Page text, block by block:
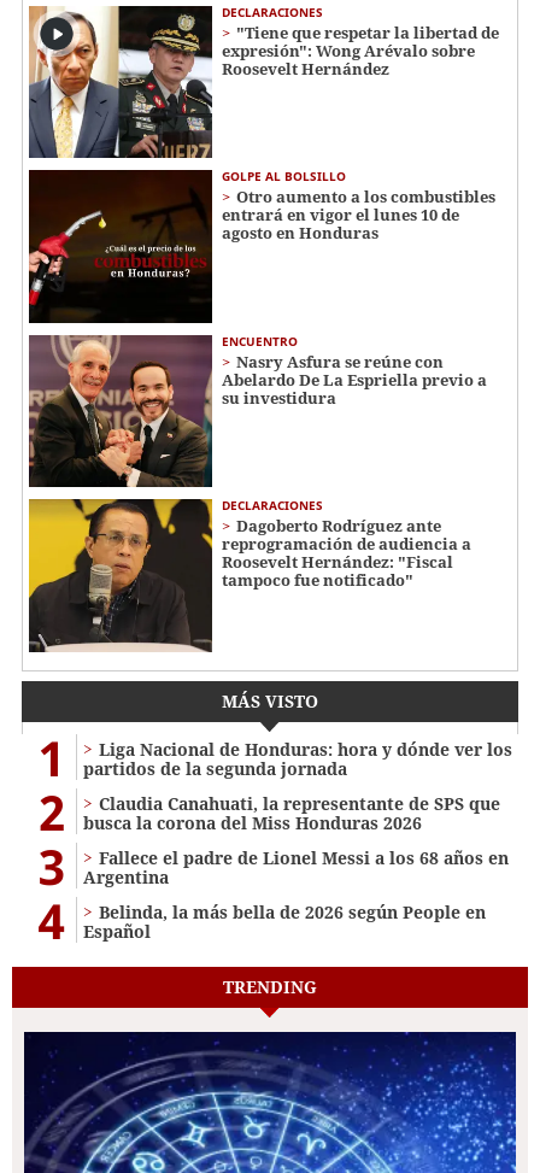
DECLARACIONES
"Tiene que respetar la libertad de
expresión": Wong Arévalo sobre
Roosevelt Hernández
GOLPE AL BOLSILLO
Otro aumento a los combustibles
entrará en vigor el lunes 10 de
agosto en Honduras
ENCUENTRO
Nasry Asfura se reúne con
Abelardo De La Espriella previo a
su investidura
DECLARACIONES
Dagoberto Rodríguez ante
reprogramación de audiencia a
Roosevelt Hernández: "Fiscal
tampoco fue notificado"
MÁS VISTO
1
Liga Nacional de Honduras: hora y dónde ver los
partidos de la segunda jornada
2
Claudia Canahuati, la representante de SPS que
busca la corona del Miss Honduras 2026
3
Fallece el padre de Lionel Messi a los 68 años en
Argentina
4
Belinda, la más bella de 2026 según People en
Español
TRENDING